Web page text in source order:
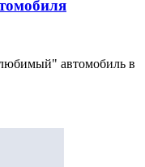
автомобиль в